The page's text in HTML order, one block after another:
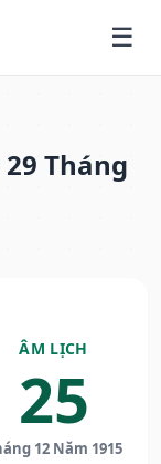
Tháng
ÂM LỊCH
25
12 Năm 1915